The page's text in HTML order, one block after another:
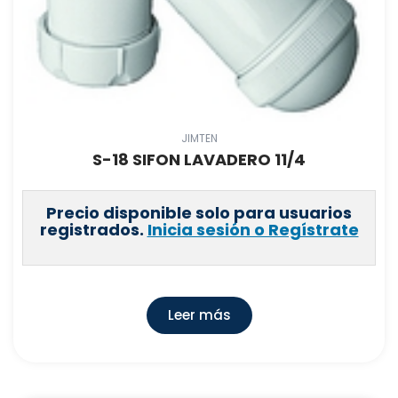
JIMTEN
S-18 SIFON LAVADERO 11/4
Precio disponible solo para usuarios
registrados. Inicia sesión o Regístrate
Leer más